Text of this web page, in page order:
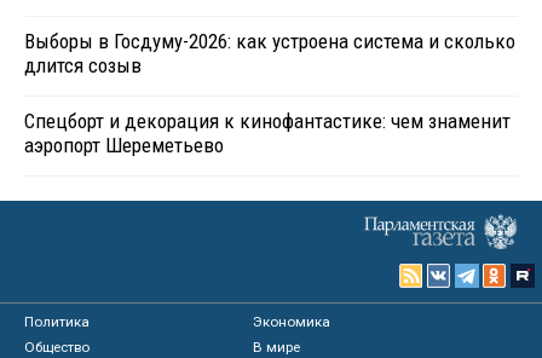
Выборы в Госдуму-2026: как устроена система и сколько
длится созыв
Спецборт и декорация к кинофантастике: чем знаменит
аэропорт Шереметьево
Политика
Экономика
Общество
В мире